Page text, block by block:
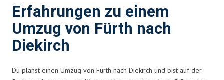
Erfahrungen zu einem
Umzug von Fürth nach
Diekirch
Du planst einen Umzug von Fürth nach Diekirch und bist auf der